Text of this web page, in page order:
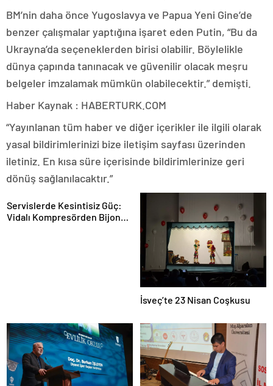
BM’nin daha önce Yugoslavya ve Papua Yeni Gine’de
benzer çalışmalar yaptığına işaret eden Putin, “Bu da
Ukrayna’da seçeneklerden birisi olabilir. Böylelikle
dünya çapında tanınacak ve güvenilir olacak meşru
belgeler imzalamak mümkün olabilecektir.” demişti.
Haber Kaynak : HABERTURK.COM
“Yayınlanan tüm haber ve diğer içerikler ile ilgili olarak
yasal bildirimlerinizi bize iletişim sayfası üzerinden
iletiniz. En kısa süre içerisinde bildirimlerinize geri
dönüş sağlanılacaktır.”
Servislerde Kesintisiz Güç:
Vidalı Kompresörden Bijon
İsveç’te 23 Nisan Coşkusu